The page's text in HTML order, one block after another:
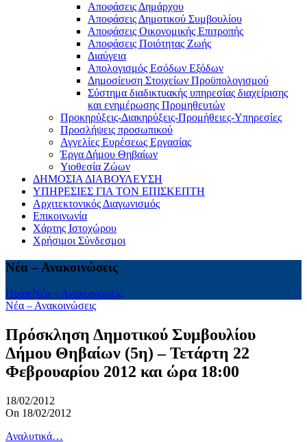
Αποφάσεις Δημάρχου
Αποφάσεις Δημοτικού Συμβουλίου
Αποφάσεις Οικονομικής Επιτροπής
Αποφάσεις Ποιότητας Ζωής
Διαύγεια
Απολογισμός Εσόδων Εξόδων
Δημοσίευση Στοιχείων Προϋπολογισμού
Σύστημα διαδικτυακής υπηρεσίας διαχείρισης
και ενημέρωσης Προμηθευτών
Προκηρύξεις-Διακηρύξεις-Προμήθειες-Υπηρεσίες
Προσλήψεις προσωπικού
Αγγελίες Ευρέσεως Εργασίας
Έργα Δήμου Θηβαίων
Υιοθεσία Ζώων
ΔΗΜΟΣΙΑ ΔΙΑΒΟΥΛΕΥΣΗ
ΥΠΗΡΕΣΙΕΣ ΓΙΑ ΤΟΝ ΕΠΙΣΚΕΠΤΗ
Αρχιτεκτονικός Διαγωνισμός
Επικοινωνία
Χάρτης Ιστοχώρου
Χρήσιμοι Σύνδεσμοι
Νέα – Ανακοινώσεις
HomeΝέα – Ανακοινώσεις
Νέα – Ανακοινώσεις
Πρόσκληση Δημοτικού Συμβουλίου
Δήμου Θηβαίων (5η) – Τετάρτη 22
Φεβρουαρίου 2012 και ώρα 18:00
18/02/2012
On 18/02/2012
Αναλυτικά…